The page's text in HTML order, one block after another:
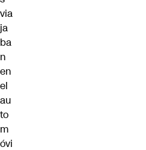
via
ja
ba
n
en
el
au
to
m
óvi